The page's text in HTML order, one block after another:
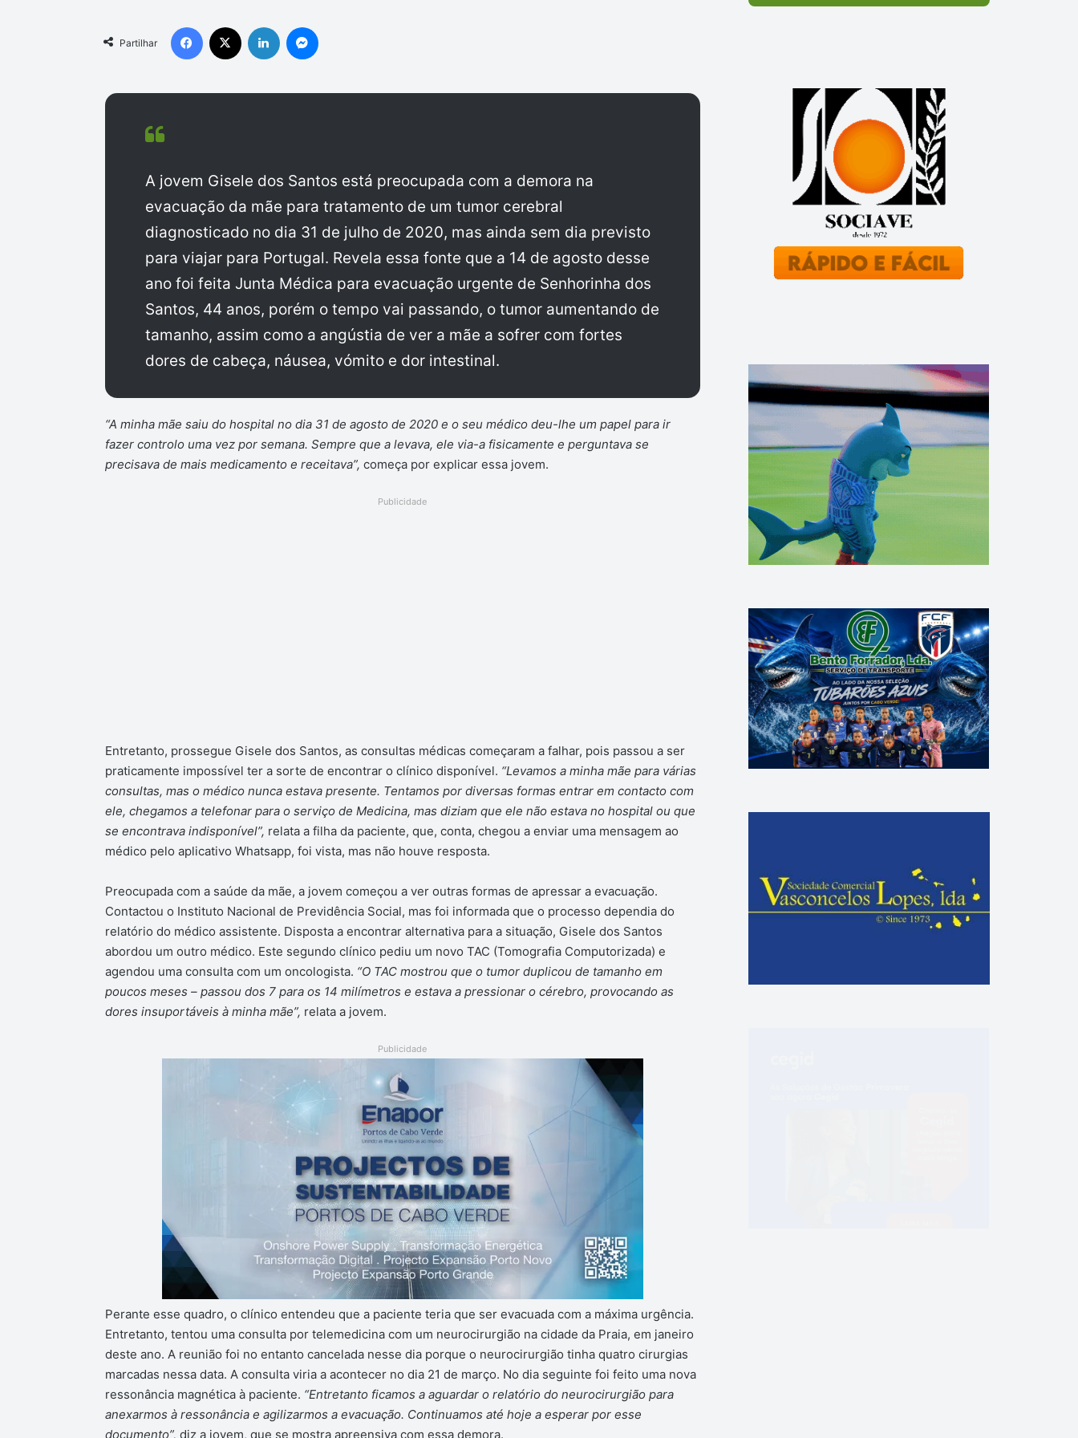
Partilhar
Facebook Linkedin
A jovem Gisele dos Santos está preocupada com a demora na
evacuação da mãe para tratamento de um tumor cerebral
diagnosticado no dia 31 de julho de 2020, mas ainda sem dia previsto
para viajar para Portugal. Revela essa fonte que a 14 de agosto desse
ano foi feita Junta Médica para evacuação urgente de Senhorinha dos
Santos, 44 anos, porém o tempo vai passando, o tumor aumentando de
tamanho, assim como a angústia de ver a mãe a sofrer com fortes
dores de cabeça, náusea, vómito e dor intestinal.
“A minha mãe saiu do hospital no dia 31 de agosto de 2020 e o seu médico deu-lhe um papel para ir
fazer controlo uma vez por semana. Sempre que a levava, ele via-a fisicamente e perguntava se
precisava de mais medicamento e receitava”, começa por explicar essa jovem.
Publicidade
Entretanto, prossegue Gisele dos Santos, as consultas médicas começaram a falhar, pois passou a ser
praticamente impossível ter a sorte de encontrar o clínico disponível. “Levamos a minha mãe para várias
consultas, mas o médico nunca estava presente. Tentamos por diversas formas entrar em contacto com
ele, chegamos a telefonar para o serviço de Medicina, mas diziam que ele não estava no hospital ou que
se encontrava indisponível”, relata a filha da paciente, que, conta, chegou a enviar uma mensagem ao
médico pelo aplicativo Whatsapp, foi vista, mas não houve resposta.
Preocupada com a saúde da mãe, a jovem começou a ver outras formas de apressar a evacuação.
Contactou o Instituto Nacional de Previdência Social, mas foi informada que o processo dependia do
relatório do médico assistente. Disposta a encontrar alternativa para a situação, Gisele dos Santos
abordou um outro médico. Este segundo clínico pediu um novo TAC (Tomografia Computorizada) e
agendou uma consulta com um oncologista. “O TAC mostrou que o tumor duplicou de tamanho em
poucos meses – passou dos 7 para os 14 milímetros e estava a pressionar o cérebro, provocando as
dores insuportáveis à minha mãe”, relata a jovem.
Publicidade
Perante esse quadro, o clínico entendeu que a paciente teria que ser evacuada com a máxima urgência.
Entretanto, tentou uma consulta por telemedicina com um neurocirurgião na cidade da Praia, em janeiro
deste ano. A reunião foi no entanto cancelada nesse dia porque o neurocirurgião tinha quatro cirurgias
marcadas nessa data. A consulta viria a acontecer no dia 21 de março. No dia seguinte foi feito uma nova
ressonância magnética à paciente. “Entretanto ficamos a aguardar o relatório do neurocirurgião para
anexarmos à ressonância e agilizarmos a evacuação. Continuamos até hoje a esperar por esse
documento”, diz a jovem, que se mostra apreensiva com essa demora.